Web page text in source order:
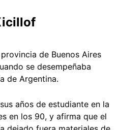
de Buenos Aires
se desempeñaba
de Argentina.
años de estudiante en la
en los 90, y afirma que el